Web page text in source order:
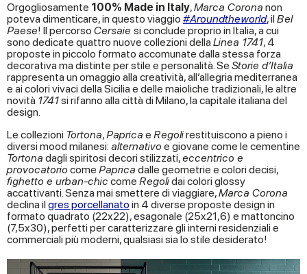
Orgogliosamente 100% Made in Italy,Marca Corona non
poteva dimenticare, in questo viaggio #Aroundtheworld, ilBel
Paese! Il percorso Cersaie si conclude proprio in Italia, a cui
sono dedicate quattro nuove collezioni della Linea 1741, 4
proposte in piccolo formato accomunate dalla stessa forza
decorativa ma distinte per stile e personalità. Se Storie d’Italia
rappresenta un omaggio alla creatività, all’allegria mediterranea
e ai colori vivaci della Sicilia e delle maioliche tradizionali, le altre
novità 1741si rifanno alla città di Milano, la capitale italiana del
design.
Le collezioni Tortona,Paprica e Regolirestituiscono a pieno i
diversi mood milanesi: alternativo e giovane come le cementine
Tortona dagli spiritosi decori stilizzati,eccentrico e
provocatorio come Paprica dalle geometrie e colori decisi,
fighetto e urban-chic come Regolidai colori glossy
accattivanti. Senza mai smettere di viaggiare,Marca Corona
declina ilgres porcellanato in 4 diverse proposte design in
formato quadrato (22x22), esagonale (25x21,6) e mattoncino
(7,5x30), perfetti per caratterizzare gli interni residenziali e
commerciali più moderni, qualsiasi sia lo stile desiderato!